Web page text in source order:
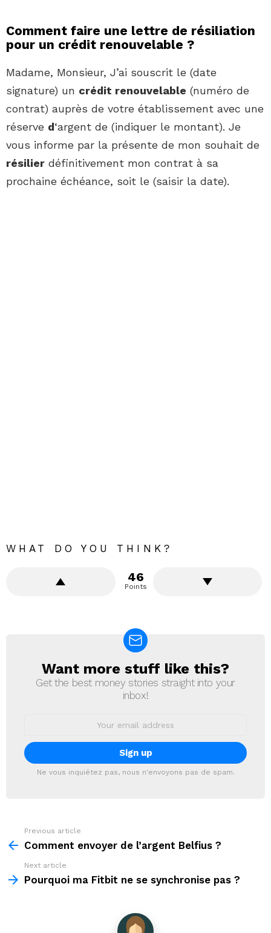
Comment faire une lettre de résiliation
pour un crédit renouvelable ?
Madame, Monsieur, J’ai souscrit le (date
signature) un crédit renouvelable (numéro de
contrat) auprès de votre établissement avec une
réserve d‘argent de (indiquer le montant). Je
vous informe par la présente de mon souhait de
résilier définitivement mon contrat à sa
prochaine échéance, soit le (saisir la date).
WHAT DO YOU THINK?
46
Points
NEWSLETTER
Want more stuff like this?
Get the best money stories straight into your
inbox!
Ne vous inquiétez pas, nous n'envoyons pas de spam.
more
Previous article
Comment envoyer de l’argent Belfius ?
Next article
Pourquoi ma Fitbit ne se synchronise pas ?